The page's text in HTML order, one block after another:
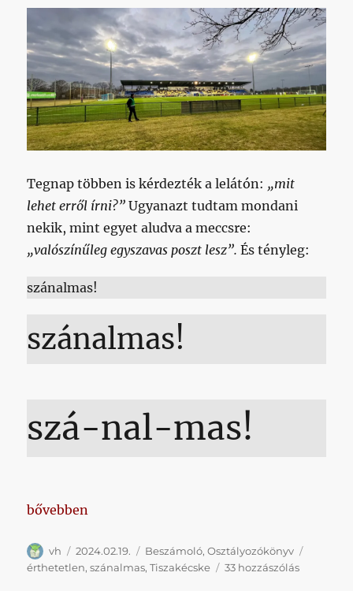
nem)
című
bejegyzéshez
Tegnap többen is kérdezték a lelátón: „mit
lehet erről írni?” Ugyanazt tudtam mondani
nekik, mint egyet aludva a meccsre:
„valószínűleg egyszavas poszt lesz”. És tényleg:
szánalmas!
szánalmas!
szá-nal-mas!
„Lesz ugyan pár felesleges betű a posztban,
bővebben
Szerző
vh Közzétéve
2024.02.19. Kategória
Beszámoló,Osztályozókönyv
érthetetlen,szánalmas,Tiszakécske 33 hozzászólásLesz